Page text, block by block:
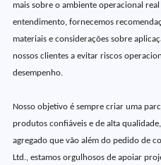
mais sobre o ambiente operacional
entendimento, fornecemos
materiais e considerações sobre
nossos clientes a evitar riscos
desempenho.
Nosso objetivo é sempre criar uma
produtos confiáveis e de alta
agregado que vão além do pedido de
Ltd., estamos orgulhosos de apoiar